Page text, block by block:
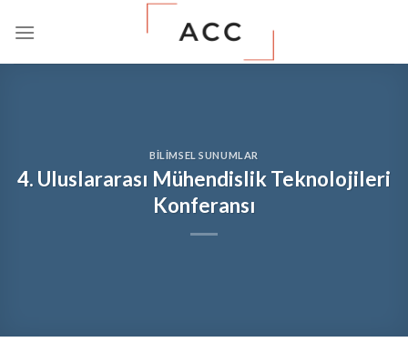
BILIMSEL SUNUMLAR
4. Uluslararası Mühendislik Teknolojileri
Konferansı